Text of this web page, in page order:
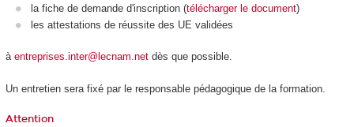
la fiche de demande d'inscription (télécharger le document)
les attestations de réussite des UE validées
à entreprises.inter@lecnam.netdès que possible.
Un entretien sera fixé par le responsable pédagogique de la formation.
Attention